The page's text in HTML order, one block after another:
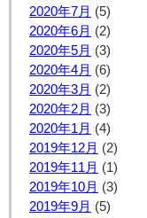
2020年7月 (5)
2020年6月 (2)
2020年5月 (3)
2020年4月 (6)
2020年3月 (2)
2020年2月 (3)
2020年1月 (4)
2019年12月 (2)
2019年11月 (1)
2019年10月 (3)
2019年9月 (5)